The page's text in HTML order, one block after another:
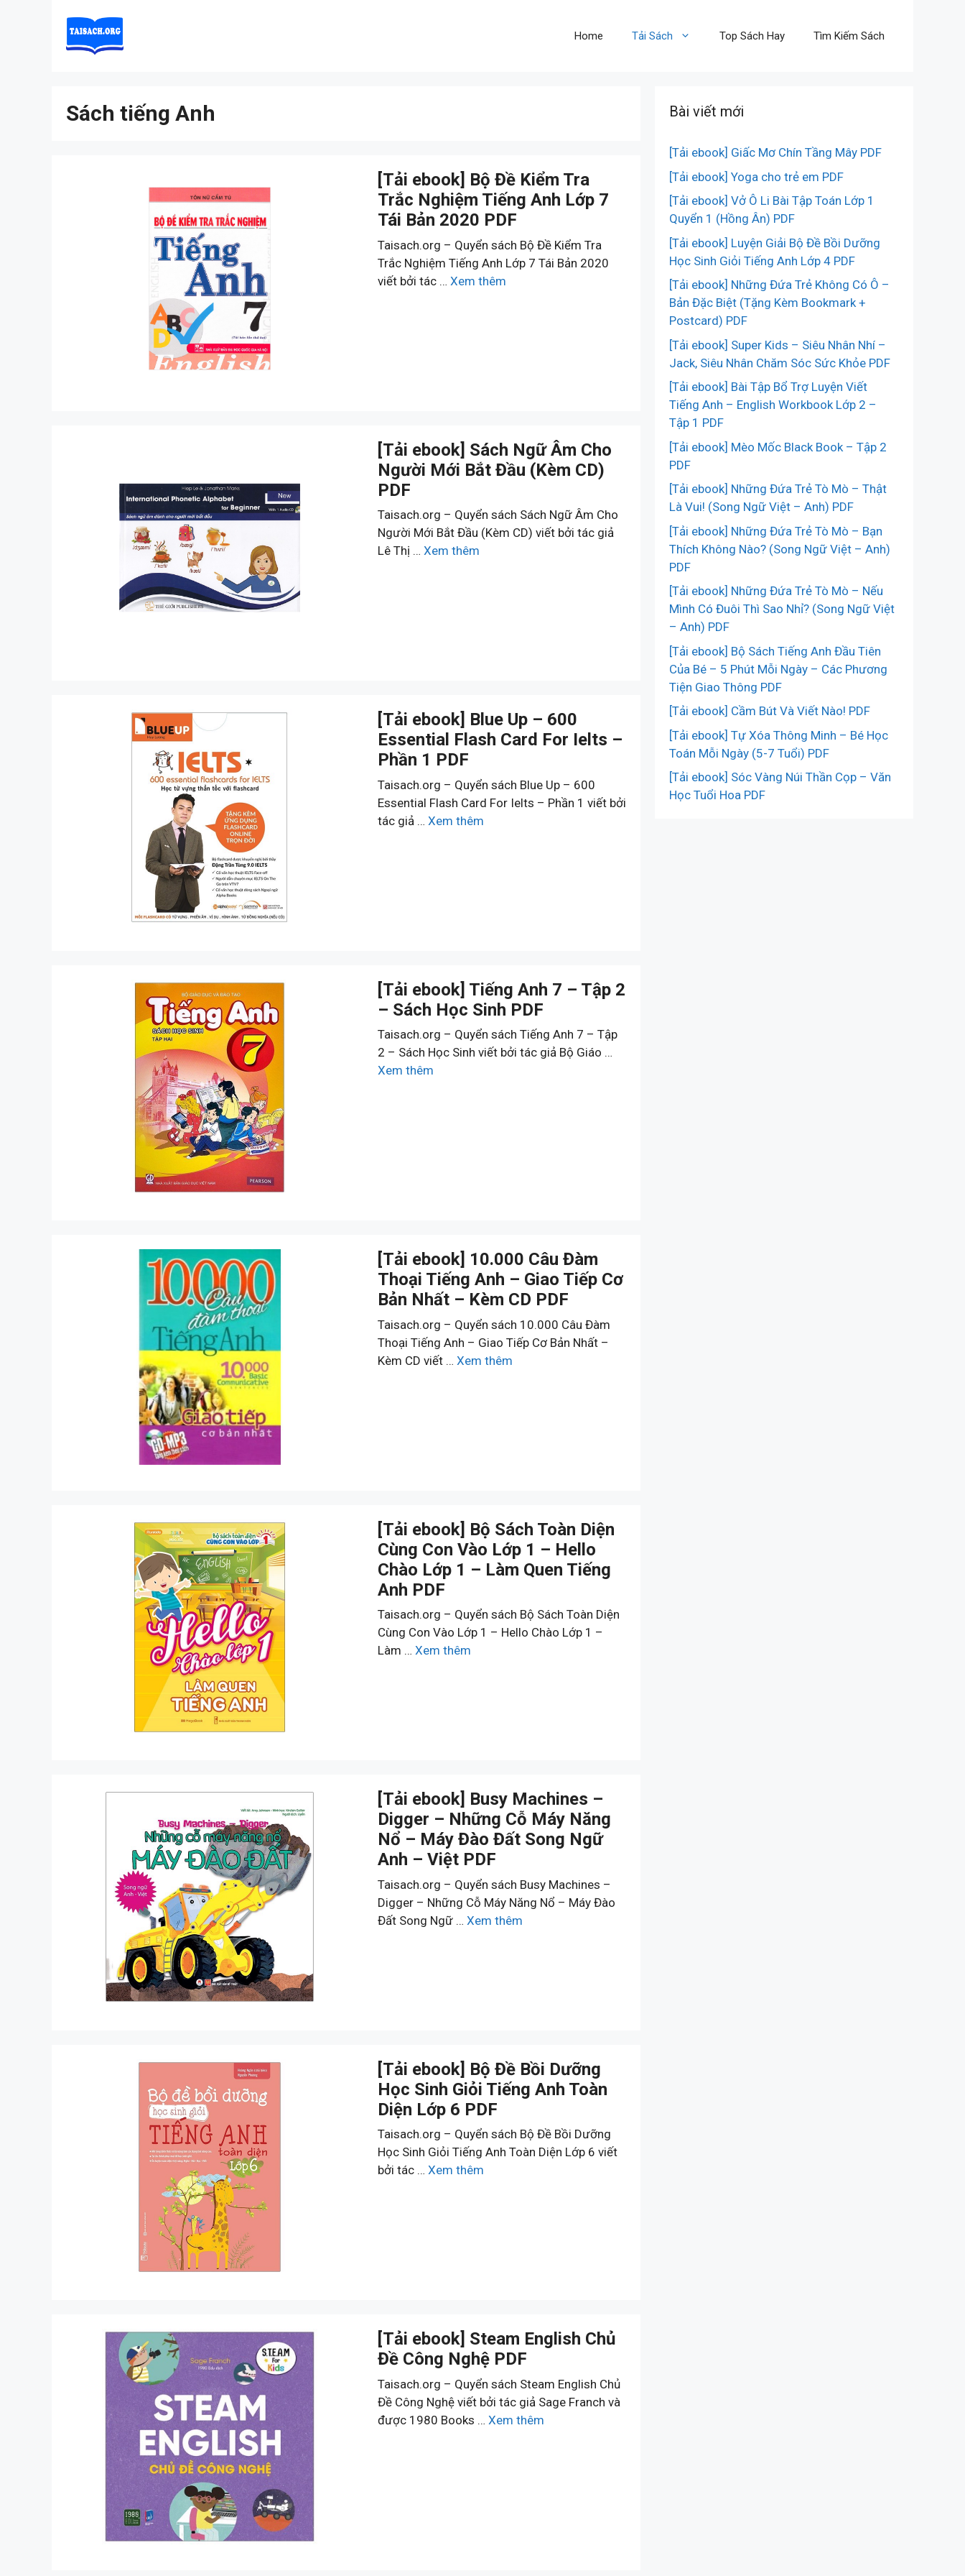
Home Tải Sách Top Sách Hay Tìm Kiếm Sách
Sách tiếng Anh
[Tải ebook] Bộ Đề Kiểm Tra
Trắc Nghiệm Tiếng Anh Lớp 7
Tái Bản 2020 PDF
Taisach.org – Quyển sách Bộ Đề Kiểm Tra
Trắc Nghiệm Tiếng Anh Lớp 7 Tái Bản 2020
viết bởi tác … Xem thêm
[Tải ebook] Sách Ngữ Âm Cho
Người Mới Bắt Đầu (Kèm CD)
PDF
Taisach.org – Quyển sách Sách Ngữ Âm Cho
Người Mới Bắt Đầu (Kèm CD) viết bởi tác giả
Lê Thị … Xem thêm
[Tải ebook] Blue Up – 600
Essential Flash Card For Ielts –
Phần 1 PDF
Taisach.org – Quyển sách Blue Up – 600
Essential Flash Card For Ielts – Phần 1 viết bởi
tác giả … Xem thêm
[Tải ebook] Tiếng Anh 7 – Tập 2
– Sách Học Sinh PDF
Taisach.org – Quyển sách Tiếng Anh 7 – Tập
2 – Sách Học Sinh viết bởi tác giả Bộ Giáo …
Xem thêm
[Tải ebook] 10.000 Câu Đàm
Thoại Tiếng Anh – Giao Tiếp Cơ
Bản Nhất – Kèm CD PDF
Taisach.org – Quyển sách 10.000 Câu Đàm
Thoại Tiếng Anh – Giao Tiếp Cơ Bản Nhất –
Kèm CD viết … Xem thêm
[Tải ebook] Bộ Sách Toàn Diện
Cùng Con Vào Lớp 1 – Hello
Chào Lớp 1 – Làm Quen Tiếng
Anh PDF
Taisach.org – Quyển sách Bộ Sách Toàn Diện
Cùng Con Vào Lớp 1 – Hello Chào Lớp 1 –
Làm … Xem thêm
[Tải ebook] Busy Machines –
Digger – Những Cỗ Máy Năng
Nổ – Máy Đào Đất Song Ngữ
Anh – Việt PDF
Taisach.org – Quyển sách Busy Machines –
Digger – Những Cỗ Máy Năng Nổ – Máy Đào
Đất Song Ngữ … Xem thêm
[Tải ebook] Bộ Đề Bồi Dưỡng
Học Sinh Giỏi Tiếng Anh Toàn
Diện Lớp 6 PDF
Taisach.org – Quyển sách Bộ Đề Bồi Dưỡng
Học Sinh Giỏi Tiếng Anh Toàn Diện Lớp 6 viết
bởi tác … Xem thêm
[Tải ebook] Steam English Chủ
Đề Công Nghệ PDF
Taisach.org – Quyển sách Steam English Chủ
Đề Công Nghệ viết bởi tác giả Sage Franch và
được 1980 Books … Xem thêm
Bài viết mới
[Tải ebook] Giấc Mơ Chín Tầng Mây PDF
[Tải ebook] Yoga cho trẻ em PDF
[Tải ebook] Vở Ô Li Bài Tập Toán Lớp 1
Quyển 1 (Hồng Ân) PDF
[Tải ebook] Luyện Giải Bộ Đề Bồi Dưỡng
Học Sinh Giỏi Tiếng Anh Lớp 4 PDF
[Tải ebook] Những Đứa Trẻ Không Có Ô –
Bản Đặc Biệt (Tặng Kèm Bookmark +
Postcard) PDF
[Tải ebook] Super Kids – Siêu Nhân Nhí –
Jack, Siêu Nhân Chăm Sóc Sức Khỏe PDF
[Tải ebook] Bài Tập Bổ Trợ Luyện Viết
Tiếng Anh – English Workbook Lớp 2 –
Tập 1 PDF
[Tải ebook] Mèo Mốc Black Book – Tập 2
PDF
[Tải ebook] Những Đứa Trẻ Tò Mò – Thật
Là Vui! (Song Ngữ Việt – Anh) PDF
[Tải ebook] Những Đứa Trẻ Tò Mò – Bạn
Thích Không Nào? (Song Ngữ Việt – Anh)
PDF
[Tải ebook] Những Đứa Trẻ Tò Mò – Nếu
Mình Có Đuôi Thì Sao Nhỉ? (Song Ngữ Việt
– Anh) PDF
[Tải ebook] Bộ Sách Tiếng Anh Đầu Tiên
Của Bé – 5 Phút Mỗi Ngày – Các Phương
Tiện Giao Thông PDF
[Tải ebook] Cầm Bút Và Viết Nào! PDF
[Tải ebook] Tự Xóa Thông Minh – Bé Học
Toán Mỗi Ngày (5-7 Tuổi) PDF
[Tải ebook] Sóc Vàng Núi Thần Cọp – Văn
Học Tuổi Hoa PDF